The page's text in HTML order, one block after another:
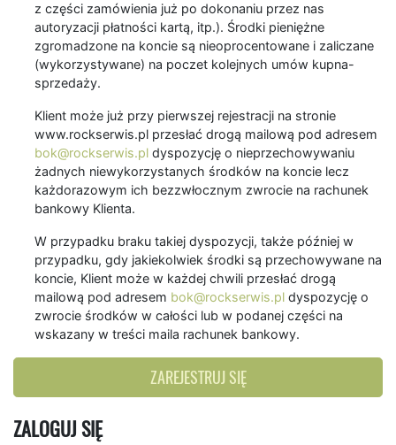
z części zamówienia już po dokonaniu przez nas
autoryzacji płatności kartą, itp.). Środki pieniężne
zgromadzone na koncie są nieoprocentowane i zaliczane
(wykorzystywane) na poczet kolejnych umów kupna-
sprzedaży.
Klient może już przy pierwszej rejestracji na stronie
www.rockserwis.pl przesłać drogą mailową pod adresem
bok@rockserwis.pl dyspozycję o nieprzechowywaniu
żadnych niewykorzystanych środków na koncie lecz
każdorazowym ich bezzwłocznym zwrocie na rachunek
bankowy Klienta.
W przypadku braku takiej dyspozycji, także później w
przypadku, gdy jakiekolwiek środki są przechowywane na
koncie, Klient może w każdej chwili przesłać drogą
mailową pod adresem bok@rockserwis.pl dyspozycję o
zwrocie środków w całości lub w podanej części na
wskazany w treści maila rachunek bankowy.
ZAREJESTRUJ SIĘ
ZALOGUJ SIĘ